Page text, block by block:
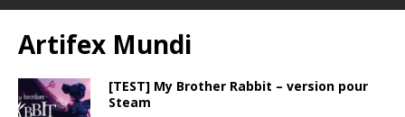
Artifex Mundi
[TEST] My Brother Rabbit – version pour
Steam